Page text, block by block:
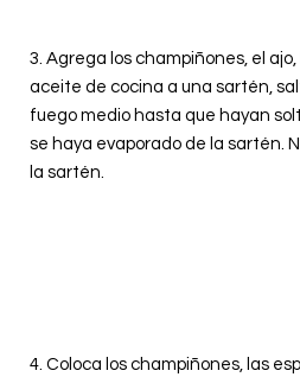
3. Agrega los champiñones, el
aceite de cocina a una sartén,
fuego medio hasta que hayan
se haya evaporado de la sartén.
la sartén.
4. Coloca los champiñones, las